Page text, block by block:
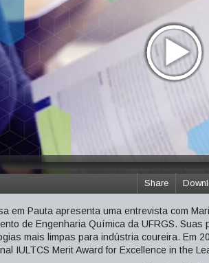
Share
em Pauta apresenta uma entrevista com
de Engenharia Química da UFRGS.
mais limpas para indústria coureira. Em
IULTCS Merit Award for Excellence in the